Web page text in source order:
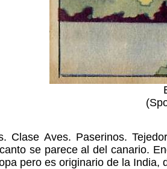
Clase Aves. Paserinos.
se parece al del canario.
pero es originario de la India,